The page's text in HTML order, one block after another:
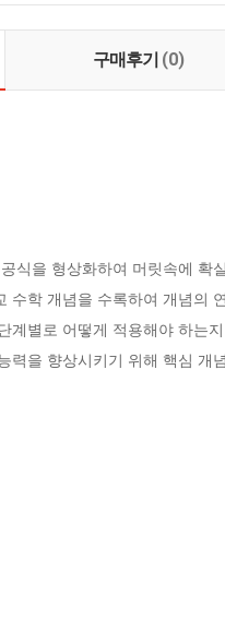
구매후기 (0)
식을 형상화하여 머릿속에 확
수학 개념을 수록하여 개념의
계별로 어떻게 적용해야 하는
력을 향상시키기 위해 핵심 개